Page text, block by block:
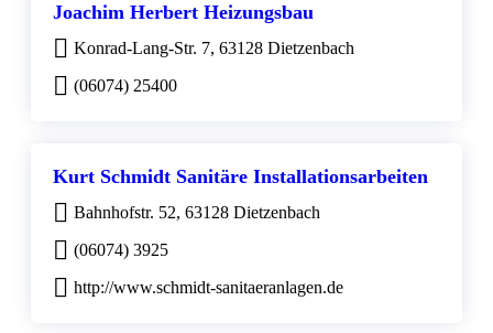
Joachim Herbert Heizungsbau
Konrad-Lang-Str. 7, 63128 Dietzenbach
(06074) 25400
Kurt Schmidt Sanitäre Installationsarbeiten
Bahnhofstr. 52, 63128 Dietzenbach
(06074) 3925
http://www.schmidt-sanitaeranlagen.de